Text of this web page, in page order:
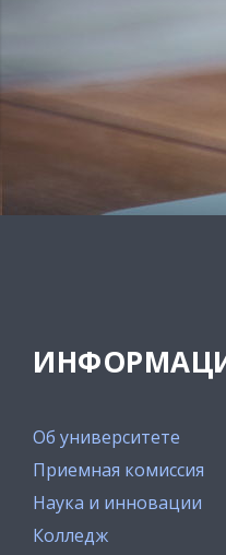
Об университете
Приемная комиссия
Наука и инновации
Колледж